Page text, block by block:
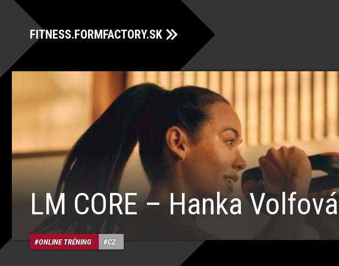
FITNESS.FORMFACTORY.SK
LM CORE – Hanka Volfová
ONLINE TRÉNING CZ